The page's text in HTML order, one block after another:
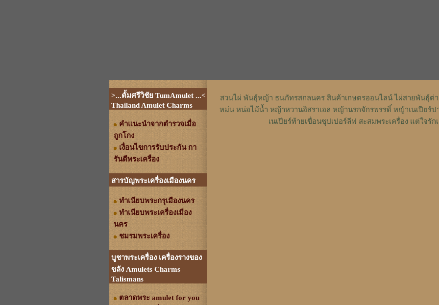
>...ตั้มศรีวิชัย TumAmulet ...<
Thailand Amulet Charms
คำแนะนำจากตำรวจเมื่อ
ถูกโกง
เงื่อนไขการรับประกัน กา
รันตีพระเครื่อง
สารบัญพระเครื่องเมืองนคร
ทำเนียบพระกรุเมืองนคร
ทำเนียบพระเครื่องเมือง
นคร
ชมรมพระเครื่อง
บูชาพระเครื่อง เครื่องรางของ
ขลัง Amulets Charms
Talismans
ตลาดพระ amulet for you
สวนไผ่ พันธุ์หญ้า ธนภัทรสกลนคร สินค้าเกษตรออนไลน์ ไผ่สายพันธุ์ต่า
หม่น หน่อไม้น้ำ หญ้าหวานอิสราเอล หญ้านรกจักรพรรดิ์ หญ้าเนเปียร์
เนเปียร์ท้ายเขื่อนซุปเปอร์ลีฟ สะสมพระเครื่อง แต่ใจรั